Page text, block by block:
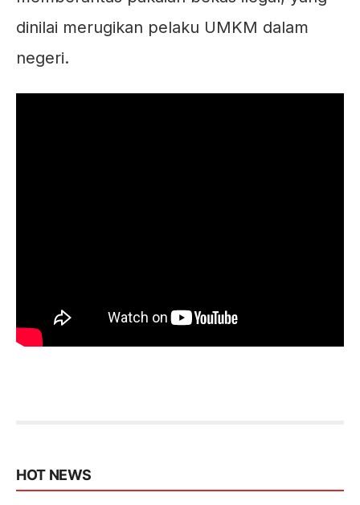
dinilai merugikan pelaku UMKM dalam
negeri.
HOT NEWS